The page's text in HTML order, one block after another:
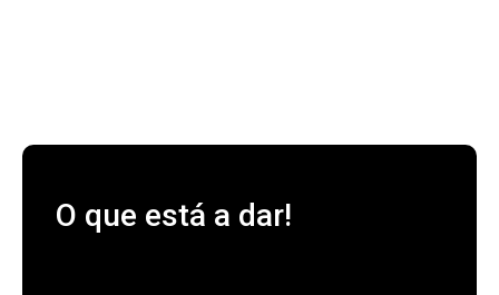
O que está a dar!